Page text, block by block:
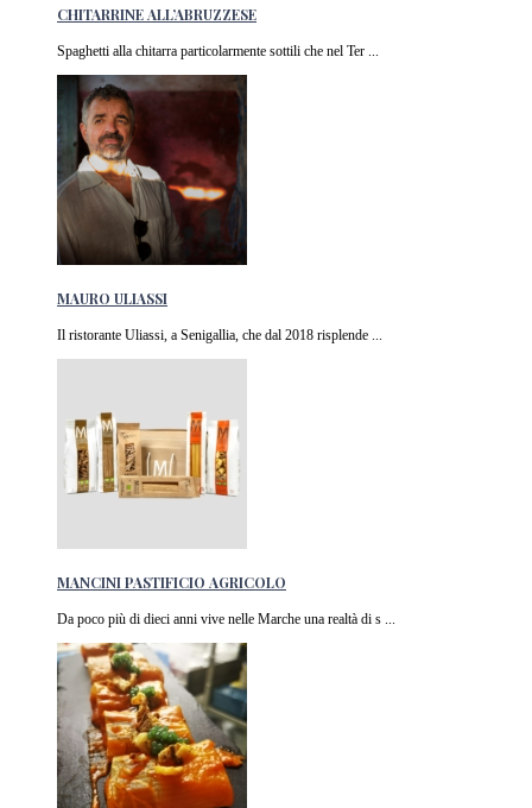
CHITARRINE ALL’ABRUZZESE
Spaghetti alla chitarra particolarmente sottili che nel Ter ...
MAURO ULIASSI
Il ristorante Uliassi, a Senigallia, che dal 2018 risplende ...
MANCINI PASTIFICIO AGRICOLO
Da poco più di dieci anni vive nelle Marche una realtà di s ...